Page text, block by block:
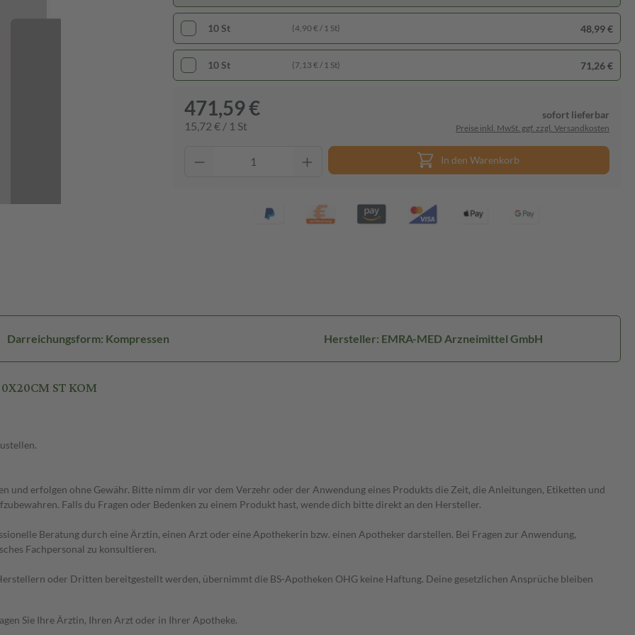
10 St (4,90 € / 1 St) 48,99 €
10 St (7,13 € / 1 St) 71,26 €
471,59 €
15,72 € / 1 St
sofort lieferbar
Preise inkl. MwSt. ggf. zzgl. Versandkosten
In den Warenkorb
Darreichungsform: Kompressen Hersteller: EMRA-MED Arzneimittel GmbH
ST KOM
und erfolgen ohne Gewähr. Bitte nimm dir vor dem Verzehr oder der Anwendung eines Produkts die Zeit, die Anleitungen, Etiketten und
Falls du Fragen oder Bedenken zu einem Produkt hast, wende dich bitte direkt an den Hersteller.
Beratung durch eine Ärztin, einen Arzt oder eine Apothekerin bzw. einen Apotheker darstellen. Bei Fragen zur Anwendung,
Fachpersonal zu konsultieren.
oder Dritten bereitgestellt werden, übernimmt die BS-Apotheken OHG keine Haftung. Deine gesetzlichen Ansprüche bleiben
Sie Ihre Ärztin, Ihren Arzt oder in Ihrer Apotheke.